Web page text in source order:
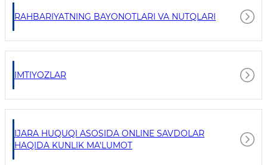
RAHBARIYATNING BAYONOTLARI VA NUTQLARI
IMTIYOZLAR
IJARA HUQUQI ASOSIDA ONLINE SAVDOLAR
HAQIDA KUNLIK MA'LUMOT